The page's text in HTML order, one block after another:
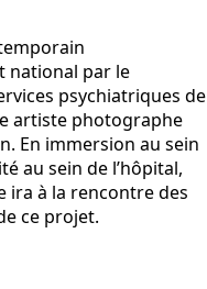
national par le
psychiatriques de
artiste photographe
En immersion au sein
au sein de l’hôpital,
ira à la rencontre des
ce projet.